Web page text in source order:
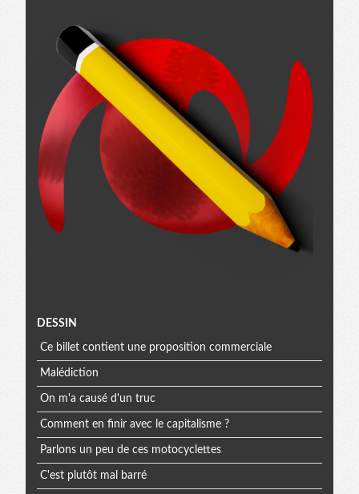
Menu
extra
DESSIN
Ce billet contient une proposition commerciale
Malédiction
On m'a causé d'un truc
Comment en finir avec le capitalisme ?
Parlons un peu de ces motocyclettes
C'est plutôt mal barré